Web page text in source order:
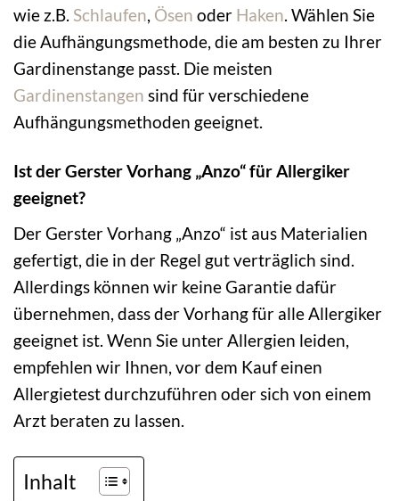
wie z.B. Schlaufen, Ösen oder Haken. Wählen Sie
die Aufhängungsmethode, die am besten zu Ihrer
Gardinenstange passt. Die meisten
Gardinenstangen sind für verschiedene
Aufhängungsmethoden geeignet.
Ist der Gerster Vorhang „Anzo“ für Allergiker
geeignet?
Der Gerster Vorhang „Anzo“ ist aus Materialien
gefertigt, die in der Regel gut verträglich sind.
Allerdings können wir keine Garantie dafür
übernehmen, dass der Vorhang für alle Allergiker
geeignet ist. Wenn Sie unter Allergien leiden,
empfehlen wir Ihnen, vor dem Kauf einen
Allergietest durchzuführen oder sich von einem
Arzt beraten zu lassen.
Inhalt